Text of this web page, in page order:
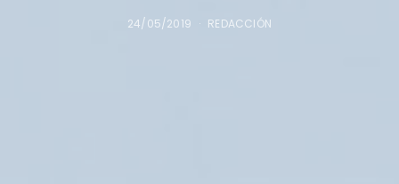
24/05/2019 REDACCIÓN